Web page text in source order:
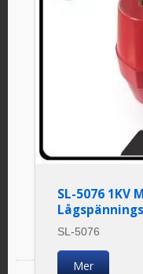
SL-5076 1KV
SL-5076
Mer